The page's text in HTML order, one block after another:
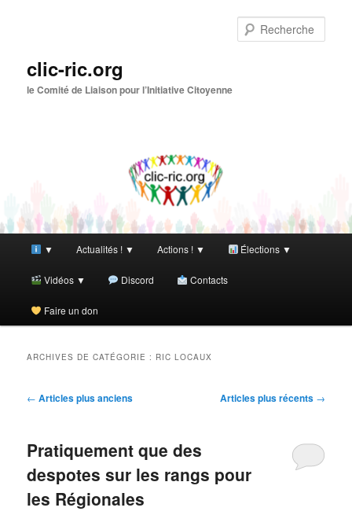
clic-ric.org
le Comité de Liaison pour l’Initiative Citoyenne
principal
▼ Actualités ! ▼ Actions ! ▼ Élections ▼
Vidéos ▼ Discord Contacts
Faire un don
ARCHIVES DE CATÉGORIE : RIC LOCAUX
Navigation
← Articles plus anciens Articles plus récents →
Pratiquement que des
despotes sur les rangs pour
les Régionales